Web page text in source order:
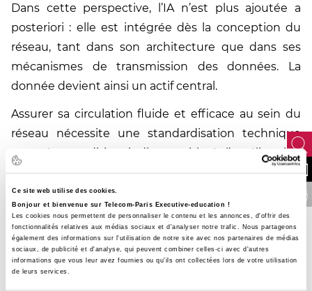
Ce site web utilise des cookies.
Bonjour et bienvenue sur Telecom-Paris Executive-education !
Les cookies nous permettent de personnaliser le contenu et les annonces, d'offrir des
fonctionnalités relatives aux médias sociaux et d'analyser notre trafic. Nous partageons
également des informations sur l'utilisation de notre site avec nos partenaires de médias
sociaux, de publicité et d'analyse, qui peuvent combiner celles-ci avec d'autres
informations que vous leur avez fournies ou qu'ils ont collectées lors de votre utilisation
de leurs services.
NOUS
FINANCER VOTRE
Dans cette perspective, l’IA n’est plus ajoutée a
posteriori : elle est intégrée dès la conception du
réseau, tant dans son architecture que dans ses
mécanismes de transmission des données. La
donnée devient ainsi un actif central.
Assurer sa circulation fluide et efficace au sein du
réseau nécessite une standardisation technique
poussée, condition indispensable à l’amélioration
continue des performances et à l’innovation. Cette
approche pose les bases de réseaux capables de
s’auto-optimiser et de s’adapter dynamiquement
aux usages et aux contextes.
De la 5G à la 6G : l’IA au cœur de l’interface
aérienne - Ericsson